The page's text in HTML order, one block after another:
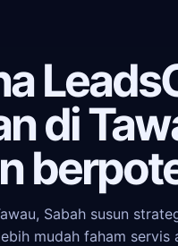
di
Sabah susun
mudah faham